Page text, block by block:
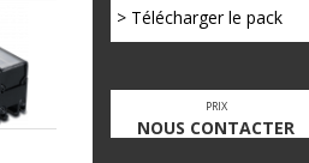
> Télécharger le pack
PRIX
NOUS CONTACTER